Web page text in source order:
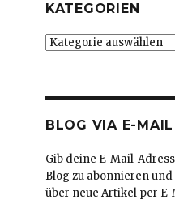
KATEGORIEN
Kategorien
BLOG VIA E-MAIL
Gib deine E-Mail-
Blog zu abonnieren
über neue Artikel per